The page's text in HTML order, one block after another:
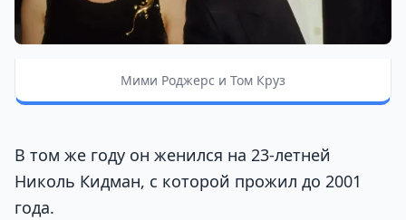
Мими Роджерс и Том Круз
В том же году он женился на 23-летней
Николь Кидман, с которой прожил до 2001
года.